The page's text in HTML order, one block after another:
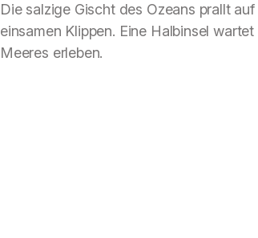
Die salzige Gischt des Ozeans prallt
einsamen Klippen. Eine Halbinsel
Meeres erleben.